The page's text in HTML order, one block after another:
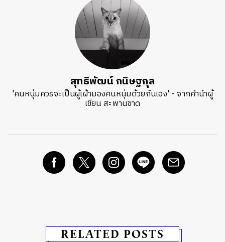
สุทธิพัฒน์ กนิษฐกุล
'คนหนุ่มควรจะเป็นผู้เฝ้ามองคนหนุ่มด้วยกันเอง' - จากคำนำผู้
เขียน สะพานขาด
RELATED POSTS